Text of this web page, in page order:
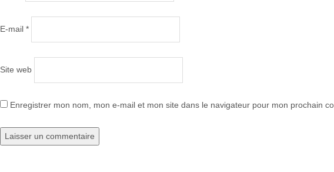
E-mail *
Site web
Enregistrer mon nom, mon e-mail et mon site dans le navigateur pour mon prochain